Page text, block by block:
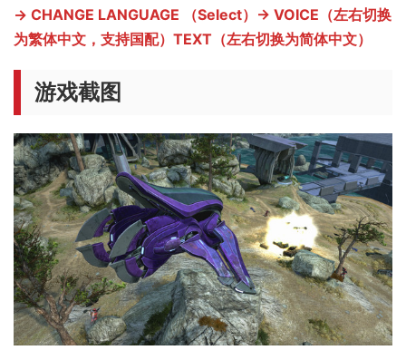
→ CHANGE LANGUAGE （Select）→ VOICE（左右切换
为繁体中文，支持国配）TEXT（左右切换为简体中文）
游戏截图